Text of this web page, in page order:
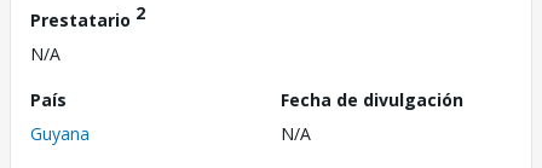
Prestatario 2
N/A
País
Guyana
Fecha de divulgación
N/A